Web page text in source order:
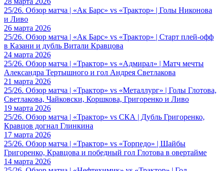
25/26. Обзор матча | «Ак Барс» vs «Трактор» | Голы Никонова
и Ливо
26 марта 2026
25/26. Обзор матча | «Ак Барс» vs «Трактор» | Старт плей-офф
в Казани и дубль Витали Кравцова
24 марта 2026
25/26. Обзор матча | «Трактор» vs «Адмирал» | Матч мечты
Александра Тертышного и гол Андрея Светлакова
21 марта 2026
25/26. Обзор матча | «Трактор» vs «Металлург» | Голы Глотова,
Светлакова, Чайковски, Коршкова, Григоренко и Ливо
19 марта 2026
25/26. Обзор матча | «Трактор» vs СКА | Дубль Григоренко,
Кравцов догнал Глинкина
17 марта 2026
25/26. Обзор матча | «Трактор» vs «Торпедо» | Шайбы
Григоренко, Кравцова и победный гол Глотова в овертайме
14 марта 2026